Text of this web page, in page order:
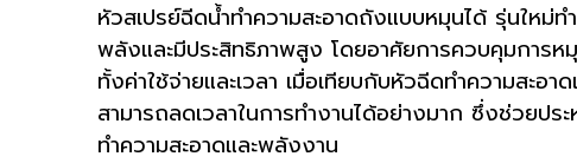
หัวสเปรย์ฉีดน้ำทำความสะอาดถังแบบหมุนได้ รุ่นใหม่ท
พลังและมีประสิทธิภาพสูง โดยอาศัยการควบคุมการห
ทั้งค่าใช้จ่ายและเวลา เมื่อเทียบกับหัวฉีดทำความสะอา
สามารถลดเวลาในการทำงานได้อย่างมาก ซึ่งช่วยปร
ทำความสะอาดและพลังงาน